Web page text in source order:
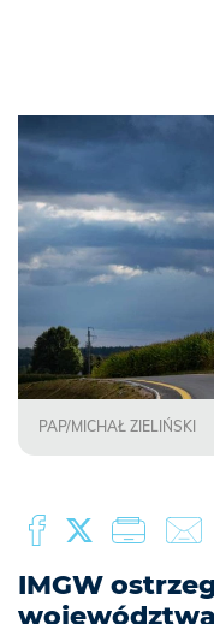
PAP/MICHAŁ ZIELIŃSKI
IMGW